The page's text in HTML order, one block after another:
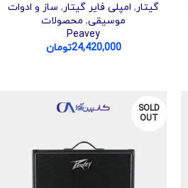
گیتار, امپلی فایر گیتار, ساز و ادوات
موسیقی, محصولات
Peavey
24,420,000تومان
SOLD
OUT